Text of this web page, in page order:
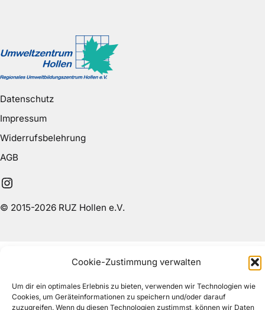
Cookie-Zustimmung verwalten
Um dir ein optimales Erlebnis zu bieten, verwenden wir Technologien wie
Cookies, um Geräteinformationen zu speichern und/oder darauf
zuzugreifen. Wenn du diesen Technologien zustimmst, können wir Daten
© 2015-2026 RUZ Hollen e.V.
Datenschutz
Impressum
Widerrufsbelehrung
AGB